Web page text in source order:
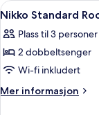
With
Access
Åpne
alle
bildene
av
Nikko
Standard
9
Nikko Standard
Plass til 3 personer
2 dobbeltsenger
Wi-fi inkludert
Mer informasjon
Mer